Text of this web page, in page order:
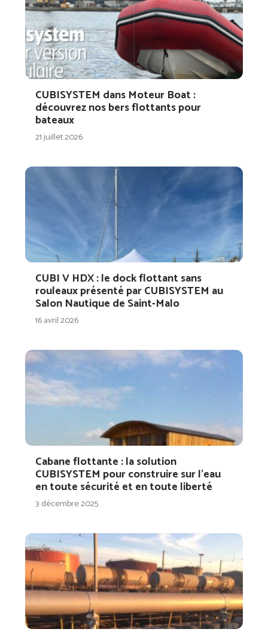
CUBISYSTEM dans Moteur Boat :
découvrez nos bers flottants pour
bateaux
21 juillet 2026
CUBI V HDX : le dock flottant sans
rouleaux présenté par CUBISYSTEM au
Salon Nautique de Saint-Malo
16 avril 2026
Cabane flottante : la solution
CUBISYSTEM pour construire sur l’eau
en toute sécurité et en toute liberté
3 décembre 2025